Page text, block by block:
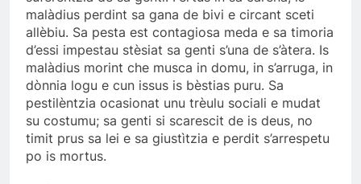
malàdius perdint sa gana de bivi e circant sceti
allèbiu. Sa pesta est contagiosa meda e sa timoria
d’essi impestau stèsiat sa genti s’una de s’àtera. Is
malàdius morint che musca in domu, in s’arruga, in
dònnia logu e cun issus is bèstias puru. Sa
pestilèntzia ocasionat unu trèulu sociali e mudat
su costumu; sa genti si scarescit de is deus, no
timit prus sa lei e sa giustìtzia e perdit s’arrespetu
po is mortus.